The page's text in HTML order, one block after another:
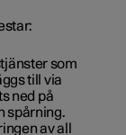
som
till via
ned på
spårning.
av all